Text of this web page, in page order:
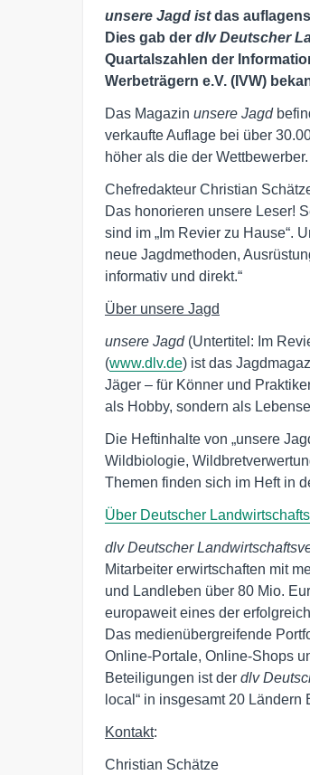
unsere Jagd istdas
Dies gab der dlv Deutscher
Quartalszahlen der
Werbeträgern e.V. (IVW)
Das Magazin unsere Jagd
verkaufte Auflage bei über
höher als die der Wettbewerber.
Chefredakteur Christian
Das honorieren unsere Leser!
sind im „Im Revier zu Hause“.
neue Jagdmethoden,
informativ und direkt.“
Über unsere Jagd
unsere Jagd(Untertitel: Im
(www.dlv.de) ist das
Jäger – für Könner und
als Hobby, sondern als
Die Heftinhalte von „unsere
Wildbiologie,
Themen finden sich im Heft in
Über Deutscher
dlv Deutscher
Mitarbeiter erwirtschaften mit
und Landleben über 80 Mio.
europaweit eines der
Das medienübergreifende
Online-Portale, Online-Shops
Beteiligungen ist der dlv
local“ in insgesamt 20
Kontakt:
Christian Schätze